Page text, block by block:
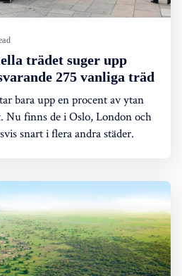
trädet suger upp
275 vanliga träd
bara upp en procent av ytan
Nu finns de i Oslo, London och
snart i flera andra städer.